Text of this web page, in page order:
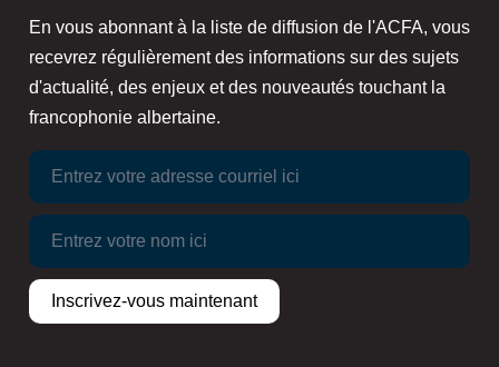
En vous abonnant à la liste de diffusion de l'ACFA, vous
recevrez régulièrement des informations sur des sujets
d'actualité, des enjeux et des nouveautés touchant la
francophonie albertaine.